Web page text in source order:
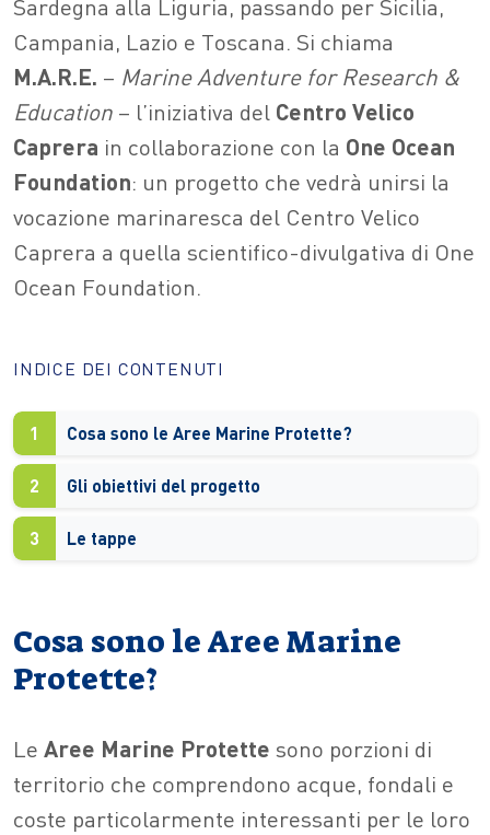
Sardegna alla Liguria, passando per Sicilia,
Campania, Lazio e Toscana. Si chiama
M.A.R.E. – Marine Adventure for Research &
Education – l’iniziativa del Centro Velico
Caprera in collaborazione con la One Ocean
Foundation: un progetto che vedrà unirsi la
vocazione marinaresca del Centro Velico
Caprera a quella scientifico-divulgativa di One
Ocean Foundation.
INDICE DEI CONTENUTI
1 Cosa sono le Aree Marine Protette?
2 Gli obiettivi del progetto
3 Le tappe
Cosa sono le Aree Marine
Protette?
Le Aree Marine Protette sono porzioni di
territorio che comprendono acque, fondali e
coste particolarmente interessanti per le loro